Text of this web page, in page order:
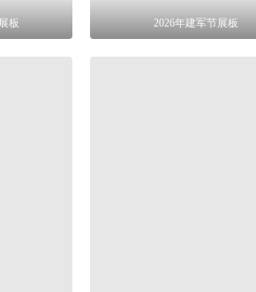
板 2026年建军节展板